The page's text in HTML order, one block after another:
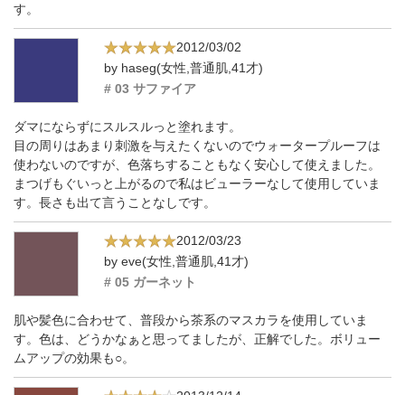
す。
2012/03/02
by haseg(女性,普通肌,41才)
# 03 サファイア
ダマにならずにスルスルっと塗れます。
目の周りはあまり刺激を与えたくないのでウォータープルーフは
使わないのですが、色落ちすることもなく安心して使えました。
まつげもぐいっと上がるので私はビューラーなして使用していま
す。長さも出て言うことなしです。
2012/03/23
by eve(女性,普通肌,41才)
# 05 ガーネット
肌や髪色に合わせて、普段から茶系のマスカラを使用していま
す。色は、どうかなぁと思ってましたが、正解でした。ボリュー
ムアップの効果も○。